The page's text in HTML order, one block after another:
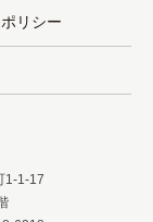
リシー
1-1-17